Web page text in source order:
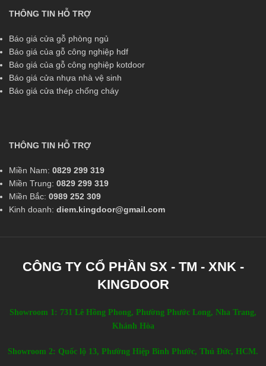
THÔNG TIN HỖ TRỢ
Báo giá cửa gỗ phòng ngủ
Báo giá của gỗ công nghiệp hdf
Báo giá của gỗ công nghiệp kotdoor
Báo giá cửa nhựa nhà vệ sinh
Báo giá cửa thép chống cháy
THÔNG TIN HỖ TRỢ
Miền Nam: 0829 299 319
Miền Trung: 0829 299 319
Miền Bắc: 0989 252 309
Kinh doanh: diem.kingdoor@gmail.com
CÔNG TY CỔ PHẦN SX - TM - XNK -
KINGDOOR
Showroom 1: 731 Lê Hồng Phong, Phường Phước Long, Nha Trang,
Khánh Hòa
Showroom 2: Quốc lộ 13, Phường Hiệp Bình Phước, Thủ Đức, HCM.